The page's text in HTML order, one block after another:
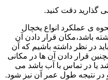
گذارید دقت کنید.
ی عملکرد انواع یخچال
باشد،مکان قرار دادن آن
در نظر داشته باشیم که آن
قرار دادن آن ها در مکانی
یا در تماس با آب باشد می
نتیجه طول عمر آن نیز شود.